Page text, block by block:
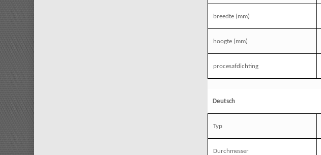
breedte (mm)
hoogte (mm)
procesafdichting
Deutsch
Typ
Durchmesser